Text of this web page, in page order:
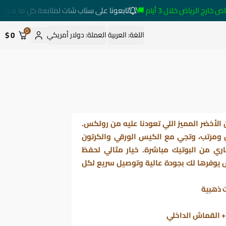
خلال 3 أيام 🚚 تابعونا على سناب شات لمتابعة كل ما هو
اللغة:العربيةالعملة:دولار أمريكي 0
0 $
المميز اللي تعودنا عليه من رولكس.
وتجي مع الكيس الورقي والكرتون
من البوتيك مباشرة. خيار مثالي لحفظ
لك بجودة عالية وتوصيل سريع لكل
ذهبية
القماش الداخلي